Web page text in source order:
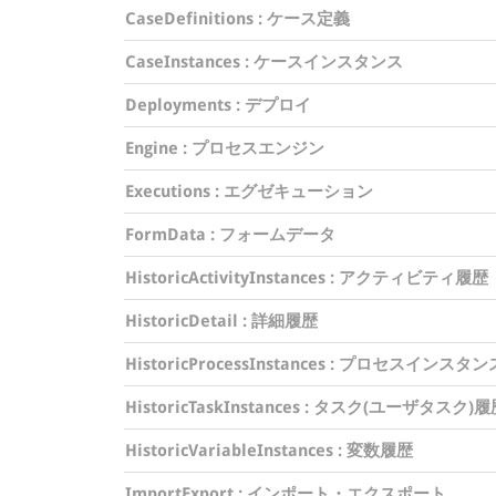
CaseDefinitions : ケース定義
CaseInstances : ケースインスタンス
Deployments : デプロイ
Engine : プロセスエンジン
Executions : エグゼキューション
FormData : フォームデータ
HistoricActivityInstances : アクティビティ履歴
HistoricDetail : 詳細履歴
HistoricProcessInstances : プロセスインスタン
HistoricTaskInstances : タスク(ユーザタスク)履
HistoricVariableInstances : 変数履歴